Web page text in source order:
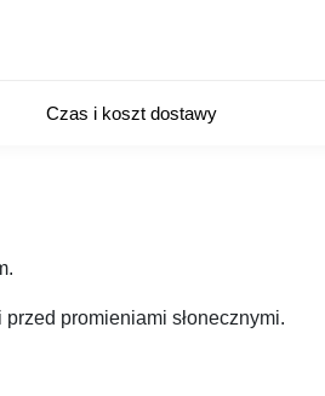
Czas i koszt dostawy
promieniami słonecznymi.